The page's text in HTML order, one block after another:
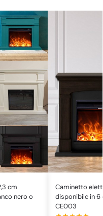
cm
nero o
Caminetto
disponibile in 6
CE003